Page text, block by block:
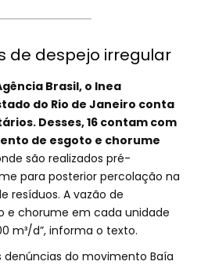
de despejo irregular
Brasil, o Inea
do Rio de Janeiro conta
Desses, 16 contam com
de esgoto e chorume
são realizados pré-
para posterior percolação na
resíduos. A vazão de
e chorume em cada unidade
m³/d”, informa o texto.
denúncias do movimento Baía